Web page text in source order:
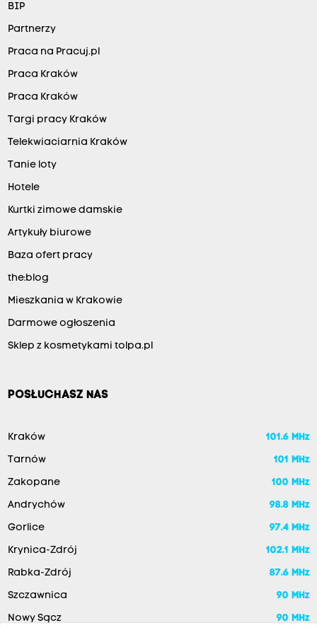
BIP
Partnerzy
Praca na Pracuj.pl
Praca Kraków
Praca Kraków
Targi pracy Kraków
Telekwiaciarnia Kraków
Tanie loty
Hotele
Kurtki zimowe damskie
Artykuły biurowe
Baza ofert pracy
the:blog
Mieszkania w Krakowie
Darmowe ogłoszenia
Sklep z kosmetykami tolpa.pl
POSŁUCHASZ NAS
Kraków 101.6 MHz
Tarnów 101 MHz
Zakopane 100 MHz
Andrychów 98.8 MHz
Gorlice 97.4 MHz
Krynica-Zdrój 102.1 MHz
Rabka-Zdrój 87.6 MHz
Szczawnica 90 MHz
Nowy Sącz 90 MHz